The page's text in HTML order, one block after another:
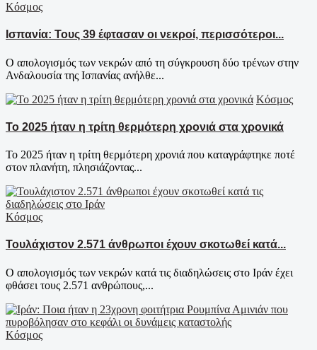
Κόσμος
Ισπανία: Τους 39 έφτασαν οι νεκροί, περισσότεροι...
Ο απολογισμός των νεκρών από τη σύγκρουση δύο τρένων στην
Ανδαλουσία της Ισπανίας ανήλθε...
Κόσμος
Το 2025 ήταν η τρίτη θερμότερη χρονιά στα χρονικά
Το 2025 ήταν η τρίτη θερμότερη χρονιά που καταγράφτηκε ποτέ
στον πλανήτη, πλησιάζοντας...
Κόσμος
Τουλάχιστον 2.571 άνθρωποι έχουν σκοτωθεί κατά...
Ο απολογισμός των νεκρών κατά τις διαδηλώσεις στο Ιράν έχει
φθάσει τους 2.571 ανθρώπους,...
Κόσμος